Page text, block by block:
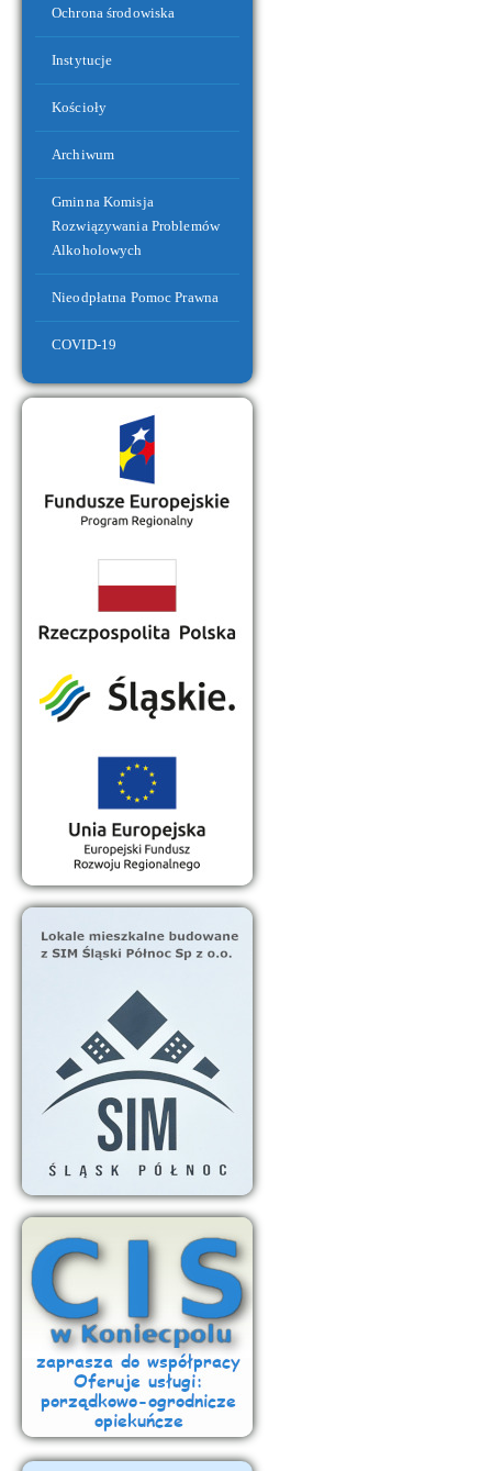
Place zabaw dla dzieci
Zachód słońca nad zalewem
Miejska Przychodnia Rejonowa oraz Pogotowie Ratunkowe
Ochrona środowiska
Instytucje
Kościoły
Archiwum
Gminna Komisja
Rozwiązywania Problemów
Alkoholowych
Nieodpłatna Pomoc Prawna
COVID-19